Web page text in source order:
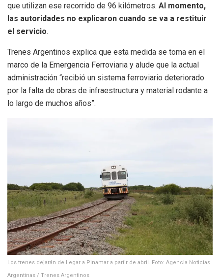
que utilizan ese recorrido de 96 kilómetros. Al momento,
las autoridades no explicaron cuando se va a restituir
el servicio.
Trenes Argentinos explica que esta medida se toma en el
marco de la Emergencia Ferroviaria y alude que la actual
administración “recibió un sistema ferroviario deteriorado
por la falta de obras de infraestructura y material rodante a
lo largo de muchos años”.
Los trenes dejarán de llegar a Pinamar a partir de abril. Foto: Agencia Noticias
Argentinas / Trenes Argentinos